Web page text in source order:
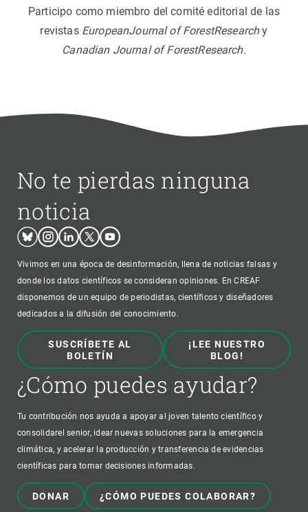
Participo como miembro del comité editorial de las
revistas EuropeanJournal of ForestResearchy
Canadian Journal of ForestResearch.
No te pierdas ninguna
noticia
BlueskyInstagram
LinkedinTwitterYoutube
Vivimos en una época de desinformación, llena de noticias falsas y
donde los datos científicos se consideran opiniones. En CREAF
disponemos de un equipo de periodistas, científicos y diseñadores
dedicados a la difusión del conocimiento.
SUSCRÍBETE AL
BOLETÍN
¡LEE NUESTRO
BLOG!
¿Cómo puedes ayudar?
Tu contribución nos ayuda a apoyar al joven talento científico y
consolidarel senior, idear nuevas soluciones para la emergencia
climática, y acelerar la producción y transferencia de evidencias
científicas para tomar decisiones informadas.
DONAR ¿CÓMO PUEDES COLABORAR?